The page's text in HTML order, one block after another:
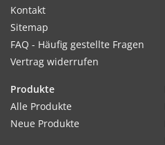
Kontakt
Sitemap
FAQ - Häufig gestellte Fragen
Vertrag widerrufen
Produkte
Alle Produkte
Neue Produkte